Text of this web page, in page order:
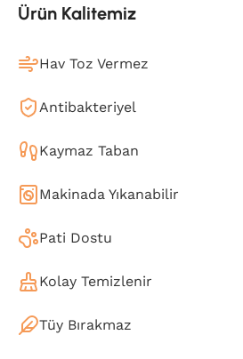
Ürün Kalitemiz
Hav Toz Vermez
Antibakteriyel
Kaymaz Taban
Makinada Yıkanabilir
Pati Dostu
Kolay Temizlenir
Tüy Bırakmaz